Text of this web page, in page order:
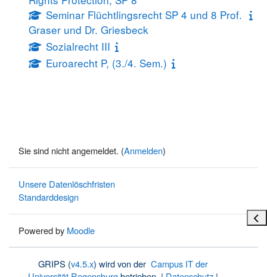
Seminar Flüchtlingsrecht SP 4 und 8 Prof.
Graser und Dr. Griesbeck
Sozialrecht III
Euroarecht P, (3./4. Sem.)
Sie sind nicht angemeldet. (Anmelden)
Unsere Datenlöschfristen
Standarddesign
Powered by Moodle
GRIPS (v4.5.x) wird von der Campus IT der